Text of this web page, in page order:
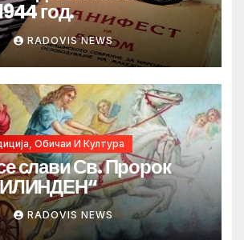
год.
RADOVIS NEWS
Обичаи И Култура
слави Св. Пророк
RADOVIS NEWS